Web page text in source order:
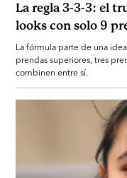
La regla 3-3-3: el
looks con solo 9
La fórmula parte de una
prendas superiores, tres
combinen entre sí.